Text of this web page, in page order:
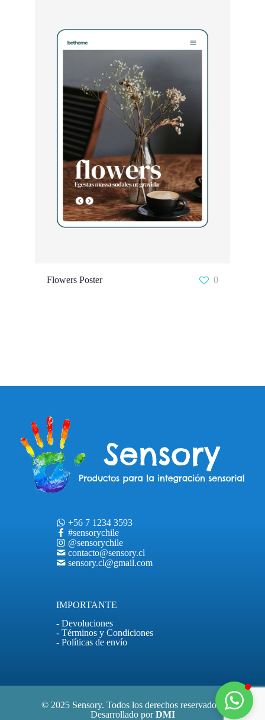
Flowers Poster 0
+56 7 1234 3593
#sensorychile
@sensorychile
contacto@sensory.cl
sensory.cl@gmail.com
IMPORTANTE
- Devoluciones
- Términos y Condiciones
- Políticas de envío
© 2025 Sensory. Todos los derechos reservados |
Desarrollado porDMI